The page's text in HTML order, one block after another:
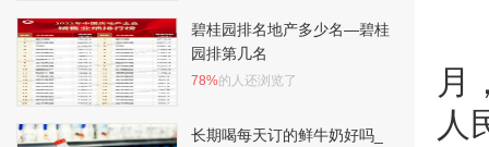
月
人
碧桂园排名地产多少名—碧桂
园排第几名
78%的人还浏览了
长期喝每天订的鲜牛奶好吗_